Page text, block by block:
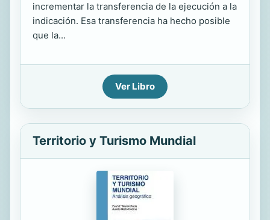
incrementar la transferencia de la ejecución a la
indicación. Esa transferencia ha hecho posible
que la...
Ver Libro
Territorio y Turismo Mundial